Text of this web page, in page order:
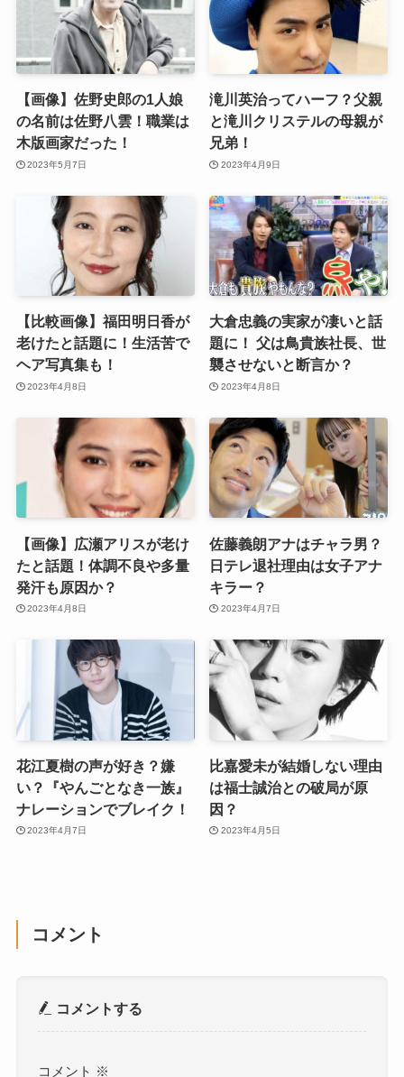
【画像】佐野史郎の1人娘
の名前は佐野八雲！職業は
木版画家だった！
2023年5月7日
滝川英治ってハーフ？父親
と滝川クリステルの母親が
兄弟！
2023年4月9日
【比較画像】福田明日香が
老けたと話題に！生活苦で
ヘア写真集も！
2023年4月8日
大倉忠義の実家が凄いと話
題に！ 父は鳥貴族社長、世
襲させないと断言か？
2023年4月8日
【画像】広瀬アリスが老け
たと話題！体調不良や多量
発汗も原因か？
2023年4月8日
佐藤義朗アナはチャラ男？
日テレ退社理由は女子アナ
キラー？
2023年4月7日
花江夏樹の声が好き？嫌
い？『やんごとなき一族』
ナレーションでブレイク！
2023年4月7日
比嘉愛未が結婚しない理由
は福士誠治との破局が原
因？
2023年4月5日
コメント
コメントする
コメント ※